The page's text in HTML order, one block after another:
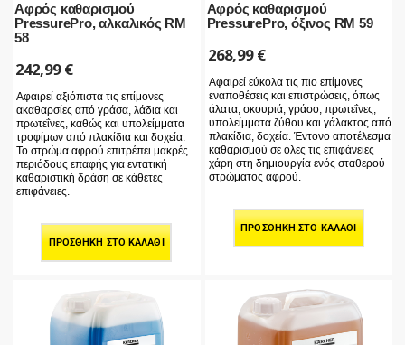
Αφρός καθαρισμού
PressurePro, αλκαλικός RM
58
242,99€
Αφαιρεί αξιόπιστα τις επίμονες
ακαθαρσίες από γράσα, λάδια και
πρωτεΐνες, καθώς και υπολείμματα
τροφίμων από πλακίδια και δοχεία.
Το στρώμα αφρού επιτρέπει μακρές
περιόδους επαφής για εντατική
καθαριστική δράση σε κάθετες
επιφάνειες.
ΠΡΟΣΘΉΚΗ ΣΤΟ ΚΑΛΆΘΙ
Αφρός καθαρισμού
PressurePro, όξινος RM 59
268,99€
Αφαιρεί εύκολα τις πιο επίμονες
εναποθέσεις και επιστρώσεις, όπως
άλατα, σκουριά, γράσο, πρωτεΐνες,
υπολείμματα ζύθου και γάλακτος από
πλακίδια, δοχεία. Έντονο αποτέλεσμα
καθαρισμού σε όλες τις επιφάνειες
χάρη στη δημιουργία ενός σταθερού
στρώματος αφρού.
ΠΡΟΣΘΉΚΗ ΣΤΟ ΚΑΛΆΘΙ